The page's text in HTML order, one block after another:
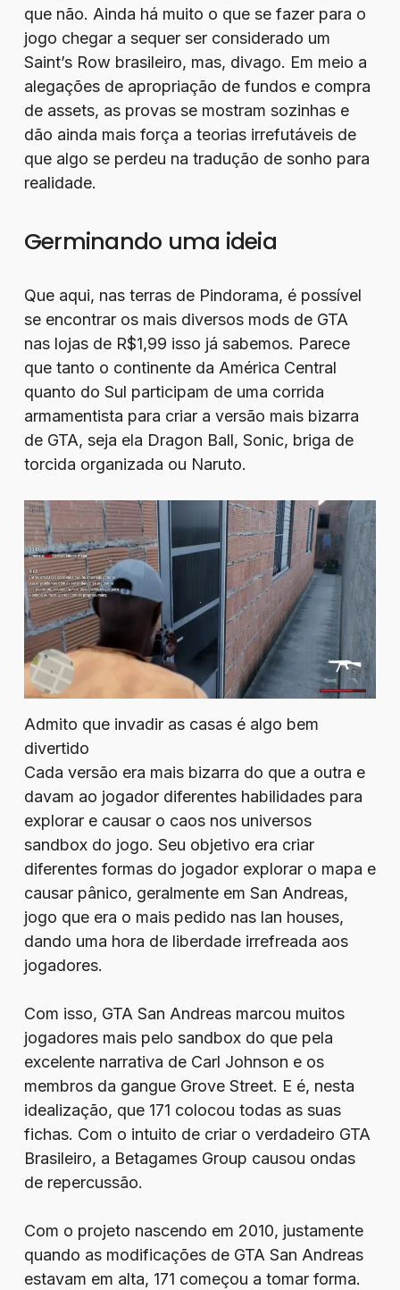
que não. Ainda há muito o que se fazer para o
jogo chegar a sequer ser considerado um
Saint’s Row brasileiro, mas, divago. Em meio a
alegações de apropriação de fundos e compra
de assets, as provas se mostram sozinhas e
dão ainda mais força a teorias irrefutáveis de
que algo se perdeu na tradução de sonho para
realidade.
Germinando uma ideia
Que aqui, nas terras de Pindorama, é possível
se encontrar os mais diversos mods de GTA
nas lojas de R$1,99 isso já sabemos. Parece
que tanto o continente da América Central
quanto do Sul participam de uma corrida
armamentista para criar a versão mais bizarra
de GTA, seja ela Dragon Ball, Sonic, briga de
torcida organizada ou Naruto.
Admito que invadir as casas é algo bem
divertido
Cada versão era mais bizarra do que a outra e
davam ao jogador diferentes habilidades para
explorar e causar o caos nos universos
sandbox do jogo. Seu objetivo era criar
diferentes formas do jogador explorar o mapa e
causar pânico, geralmente em San Andreas,
jogo que era o mais pedido nas lan houses,
dando uma hora de liberdade irrefreada aos
jogadores.
Com isso, GTA San Andreas marcou muitos
jogadores mais pelo sandbox do que pela
excelente narrativa de Carl Johnson e os
membros da gangue Grove Street. E é, nesta
idealização, que 171 colocou todas as suas
fichas. Com o intuito de criar o verdadeiro GTA
Brasileiro, a Betagames Group causou ondas
de repercussão.
Com o projeto nascendo em 2010, justamente
quando as modificações de GTA San Andreas
estavam em alta, 171 começou a tomar forma.